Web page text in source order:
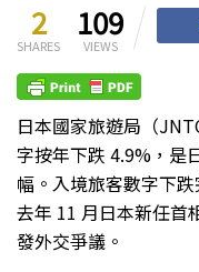
2
SHARES
109
VIEWS
日本國家旅遊局（
字按年下跌 4.9%，是
幅。入境旅客數字下
去年 11 月日本新任首
發外交爭議。